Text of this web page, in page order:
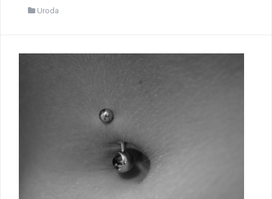
Uroda